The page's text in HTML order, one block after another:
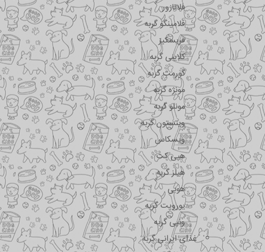
فلاتازور
فلامینگو گربه
فریسکیز
کلاینی گربه
گورمت گربه
مونژه گربه
مونلو گربه
وینستون گربه
ویسکاس
هپی کت
هیلز گربه
هوبی
یوروپت گربه
ونپی گربه
غذای ایرانی گربه